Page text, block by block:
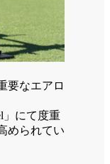
要なエアロ
」にて度重
められてい